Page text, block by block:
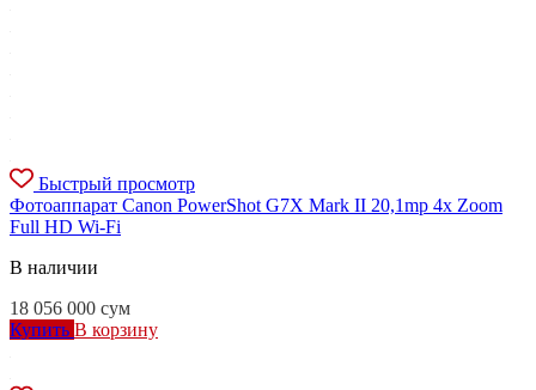
Быстрый просмотр
Фотоаппарат Canon PowerShot G7X Mark II 20,1mp 4x Zoom
Full HD Wi-Fi
В наличии
18 056 000 сум
Купить В корзину